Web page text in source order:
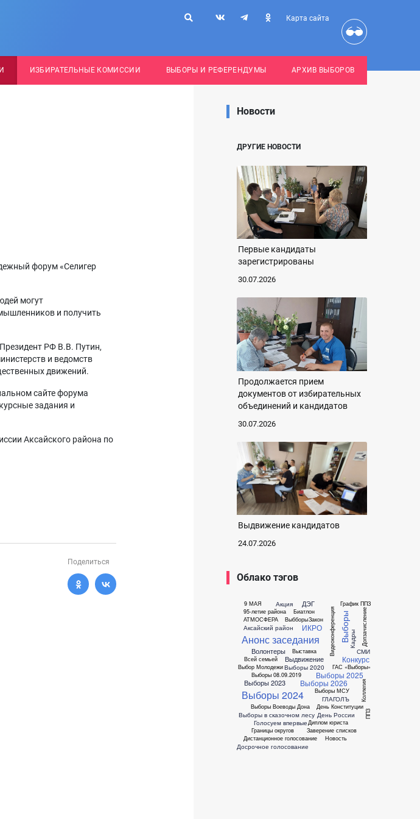
Карта сайта
ИЗБИРАТЕЛЬНЫЕ КОМИССИИ ВЫБОРЫ И РЕФЕРЕНДУМЫ АРХИВ ВЫБОРОВ
форум «Селигер
могут
и получить
РФ В.В. Путин,
и ведомств
движений.
сайте форума
задания и
Аксайского района по
Поделиться
Новости
ДРУГИЕ НОВОСТИ
Первые кандидаты
зарегистрированы
30.07.2026
Продолжается прием
документов от избирательных
объединений и кандидатов
30.07.2026
Выдвижение кандидатов
24.07.2026
Облако тэгов
9 МАЯ
95-летие района
АТМОСФЕРА
Аксайский район
Акция
Анонс заседания
Биатлон Видеоконференция
Волонтеры
Всей семьей
Выбборы
Выбор Молодежи
Выборы
Выборы 08.09.2019
Выборы 2020
Выборы 2023
Выборы 2024
Выборы 2025
Выборы 2026
Выборы Воеводы Дона
Выборы МСУ
Выборы в сказочном лесу
Выдвижение
Выставка
ГАС «Выборы»
ГЛАГОЛЪ
Голосуем впервые
Границы округов
График ППЗ
ДЭГ
День Конституции
День России
Диплом юриста
Дистанционное голосование
Допзачисление
Досрочное голосование
Заверение списков
Закон
ИКРО
Кадры
Коллегия
Конкурс
Новость
ППЗ
СМИ